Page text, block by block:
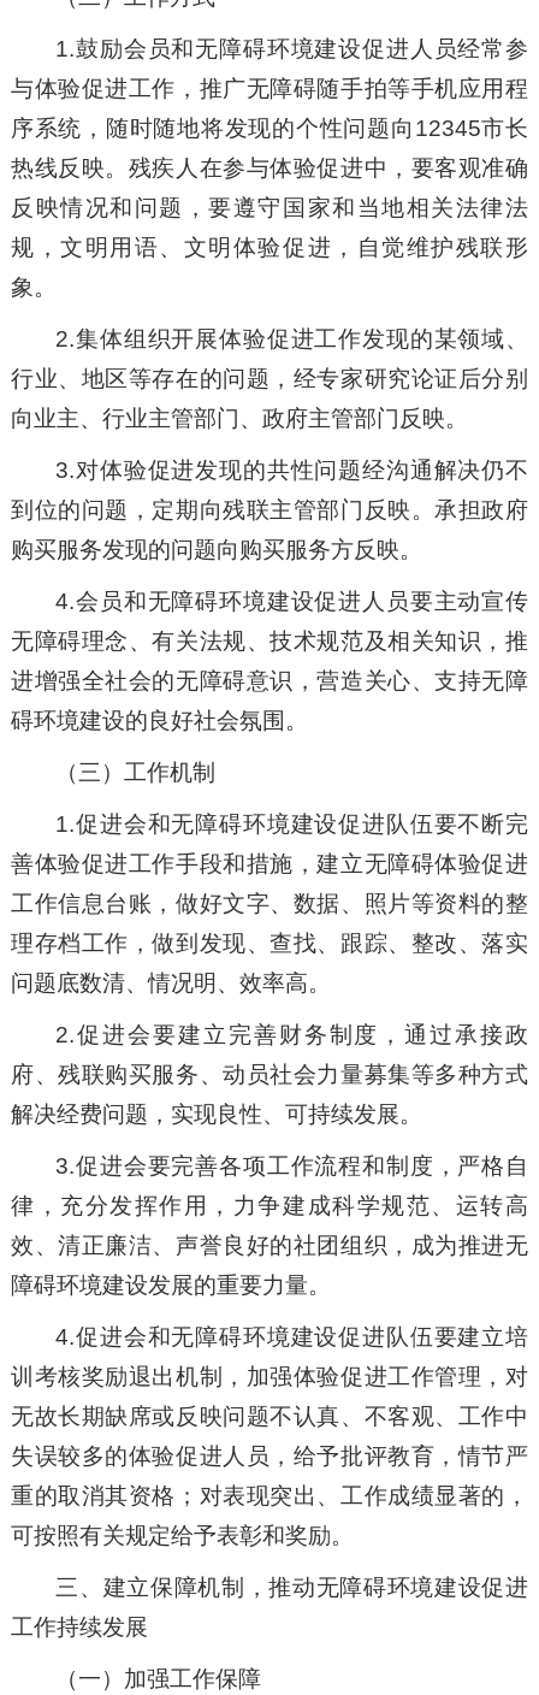
1.鼓励会员和无障碍环境建设促进人员经常参
与体验促进工作，推广无障碍随手拍等手机应用程
序系统，随时随地将发现的个性问题向12345市长
热线反映。残疾人在参与体验促进中，要客观准确
反映情况和问题，要遵守国家和当地相关法律法
规，文明用语、文明体验促进，自觉维护残联形
象。
2.集体组织开展体验促进工作发现的某领域、
行业、地区等存在的问题，经专家研究论证后分别
向业主、行业主管部门、政府主管部门反映。
3.对体验促进发现的共性问题经沟通解决仍不
到位的问题，定期向残联主管部门反映。承担政府
购买服务发现的问题向购买服务方反映。
4.会员和无障碍环境建设促进人员要主动宣传
无障碍理念、有关法规、技术规范及相关知识，推
进增强全社会的无障碍意识，营造关心、支持无障
碍环境建设的良好社会氛围。
（三）工作机制
1.促进会和无障碍环境建设促进队伍要不断完
善体验促进工作手段和措施，建立无障碍体验促进
工作信息台账，做好文字、数据、照片等资料的整
理存档工作，做到发现、查找、跟踪、整改、落实
问题底数清、情况明、效率高。
2.促进会要建立完善财务制度，通过承接政
府、残联购买服务、动员社会力量募集等多种方式
解决经费问题，实现良性、可持续发展。
3.促进会要完善各项工作流程和制度，严格自
律，充分发挥作用，力争建成科学规范、运转高
效、清正廉洁、声誉良好的社团组织，成为推进无
障碍环境建设发展的重要力量。
4.促进会和无障碍环境建设促进队伍要建立培
训考核奖励退出机制，加强体验促进工作管理，对
无故长期缺席或反映问题不认真、不客观、工作中
失误较多的体验促进人员，给予批评教育，情节严
重的取消其资格；对表现突出、工作成绩显著的，
可按照有关规定给予表彰和奖励。
三、建立保障机制，推动无障碍环境建设促进
工作持续发展
（一）加强工作保障